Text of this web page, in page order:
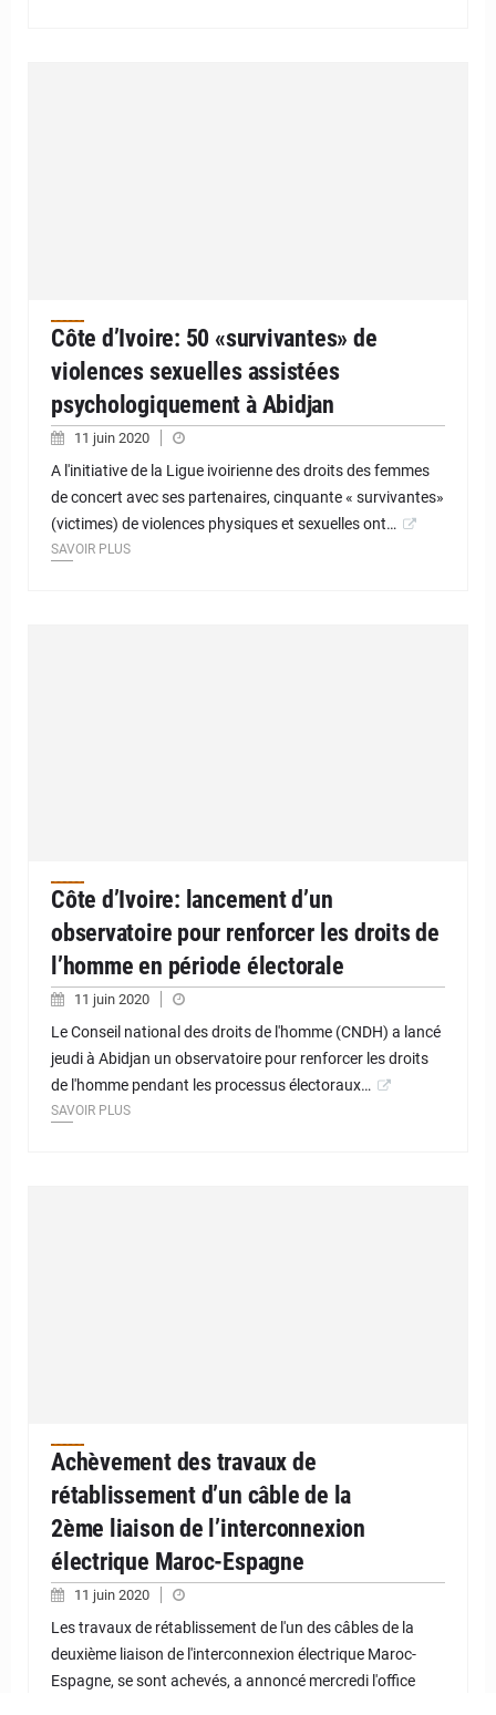
Côte d’Ivoire: 50 «survivantes» de
violences sexuelles assistées
psychologiquement à Abidjan
11 juin 2020
A l'initiative de la Ligue ivoirienne des droits des femmes
de concert avec ses partenaires, cinquante « survivantes»
(victimes) de violences physiques et sexuelles ont…
SAVOIR PLUS
Côte d’Ivoire: lancement d’un
observatoire pour renforcer les droits de
l’homme en période électorale
11 juin 2020
Le Conseil national des droits de l'homme (CNDH) a lancé
jeudi à Abidjan un observatoire pour renforcer les droits
de l'homme pendant les processus électoraux…
SAVOIR PLUS
Achèvement des travaux de
rétablissement d’un câble de la
2ème liaison de l’interconnexion
électrique Maroc-Espagne
11 juin 2020
Les travaux de rétablissement de l'un des câbles de la
deuxième liaison de l'interconnexion électrique Maroc-
Espagne, se sont achevés, a annoncé mercredi l'office